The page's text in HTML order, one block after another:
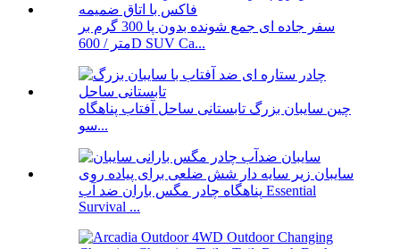
سفر جاده ای جمع شونده بدون پا 300 گرم بر
متر / 600D SUV Ca...
چین سایبان بزرگ تابستانی ساحل آفتاب پناهگاه
سو...
پناهگاه چادر مگس باران ضد آب Essential
Survival ...